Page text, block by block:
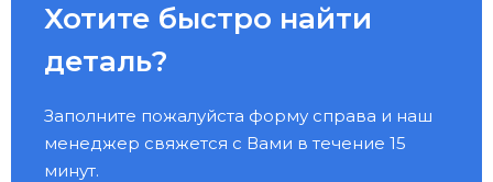
Хотите быстро найти
деталь?
Заполните пожалуйста форму справа и наш
менеджер свяжется с Вами в течение 15
минут.